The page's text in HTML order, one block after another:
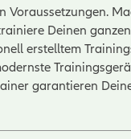
Voraussetzungen.
Deinen
erstelltem
garantieren